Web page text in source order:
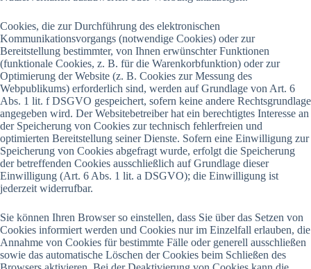
Cookies, die zur Durchführung des elektronischen
Kommunikationsvorgangs (notwendige Cookies) oder zur
Bereitstellung bestimmter, von Ihnen erwünschter Funktionen
(funktionale Cookies, z. B. für die Warenkorbfunktion) oder zur
Optimierung der Website (z. B. Cookies zur Messung des
Webpublikums) erforderlich sind, werden auf Grundlage von Art. 6
Abs. 1 lit. f DSGVO gespeichert, sofern keine andere Rechtsgrundlage
angegeben wird. Der Websitebetreiber hat ein berechtigtes Interesse an
der Speicherung von Cookies zur technisch fehlerfreien und
optimierten Bereitstellung seiner Dienste. Sofern eine Einwilligung zur
Speicherung von Cookies abgefragt wurde, erfolgt die Speicherung
der betreffenden Cookies ausschließlich auf Grundlage dieser
Einwilligung (Art. 6 Abs. 1 lit. a DSGVO); die Einwilligung ist
jederzeit widerrufbar.
Sie können Ihren Browser so einstellen, dass Sie über das Setzen von
Cookies informiert werden und Cookies nur im Einzelfall erlauben, die
Annahme von Cookies für bestimmte Fälle oder generell ausschließen
sowie das automatische Löschen der Cookies beim Schließen des